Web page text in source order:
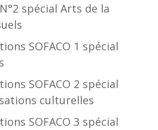
spécial Arts de la
SOFACO 1 spécial
SOFACO 2 spécial
culturelles
SOFACO 3 spécial